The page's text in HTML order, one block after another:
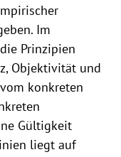
Im
Prinzipien
Objektivität und
konkreten
Gültigkeit
liegt auf